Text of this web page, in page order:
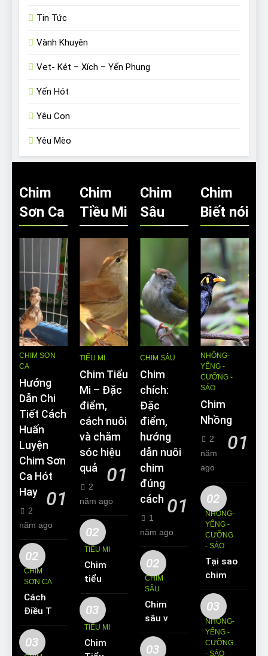
Tin Tức
Vành Khuyên
Vẹt- Két – Xích – Yến Phụng
Yến Hót
Yêu Con
Yêu Mèo
Chim
Sơn Ca
CHIM SƠN
CA
Hướng
Dẫn Chi
Tiết Cách
Huấn
Luyện
Chim Sơn
Ca Hót
Hay
01
2
năm ago
02
CHIM
SƠN CA
Cách
Điều Trị
Hiệu
Quả
Các
03
Chim
Tiều Mi
TIỂU MI
Chim Tiểu
Mi – Đặc
điểm,
cách nuôi
và chăm
sóc hiệu
quả
01
2
năm ago
02
TIỂU MI
Chim
tiểu mi
ăn gì?
Kinh
nghiệm
chim
03
TIỂU MI
Chim
Chim
Sâu
CHIM SÂU
Chim
chích:
Đặc
điểm,
hướng
dẫn nuôi
chim
đúng
cách 01
1
năm ago
02
CHIM
SÂU
Chim
sâu và
những
thông
03
Chim
Biết nói
NHỒNG-
YỂNG -
CƯỠNG -
SÁO
Chim
Nhồng
01
2
năm
ago
02
NHỒNG-
YỂNG -
CƯỠNG
- SÁO
Tại sao
chim
Sáo lại
được
yêu
thích
nuôi
03
NHỒNG-
YỂNG -
CƯỠNG
- SÁO